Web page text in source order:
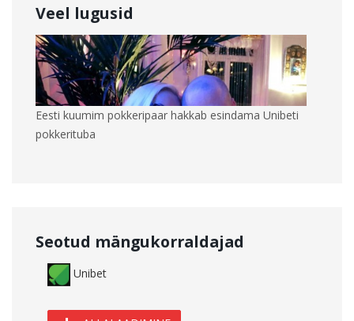
Veel lugusid
Eesti kuumim pokkeripaar hakkab esindama Unibeti
pokkerituba
Seotud mängukorraldajad
Unibet